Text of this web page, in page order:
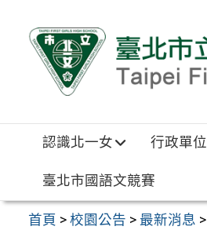
認識北一女 行政單位
臺北市國語文競賽
首頁 >校園公告 > 最新消息 >